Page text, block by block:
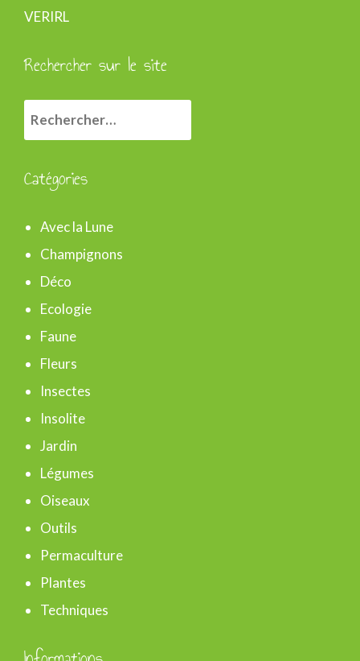
VERIRL
Rechercher sur le site
R
e
e
r
c
h
e
r
Catégories
Avec la Lune
Champignons
Déco
Ecologie
Faune
Fleurs
Insectes
Insolite
Jardin
Légumes
Oiseaux
Outils
Permaculture
Plantes
Techniques